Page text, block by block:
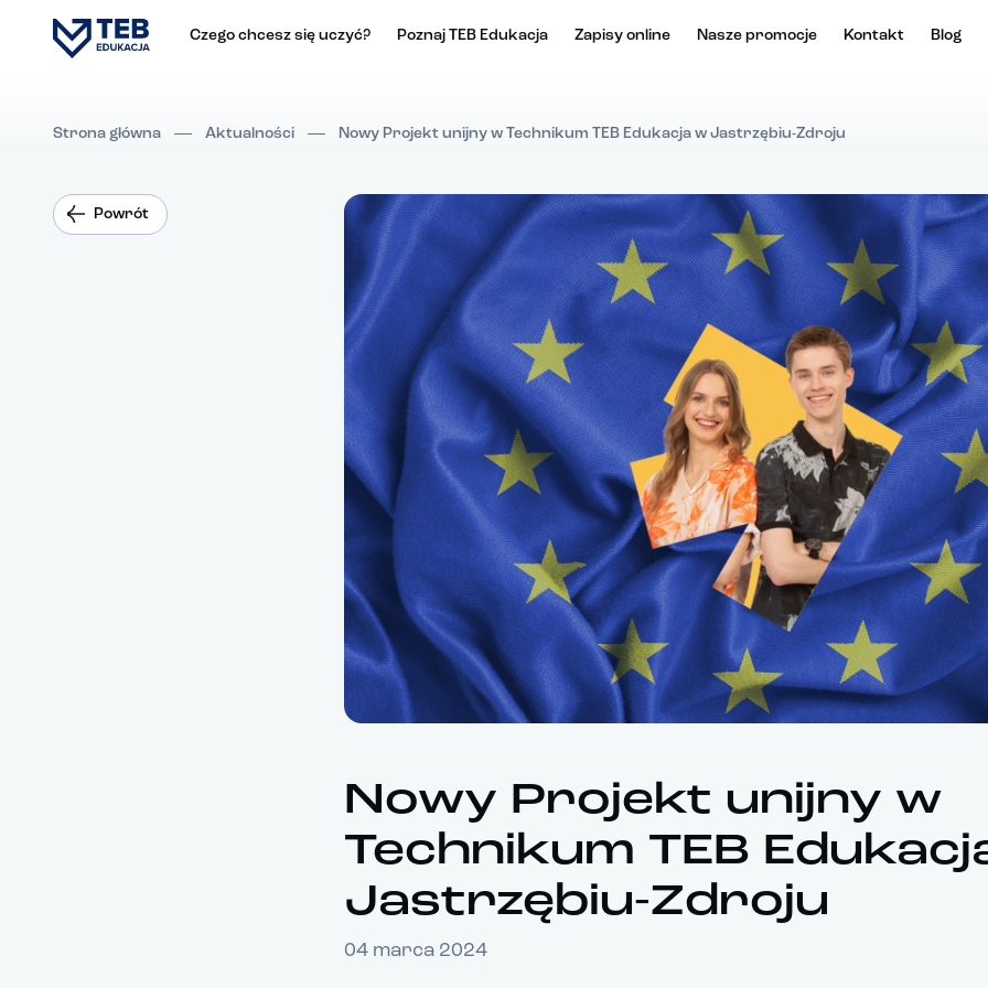
Czego chcesz się uczyć? Poznaj TEB Edukacja Zapisy online Nasze promocje Kontakt Blog
Strona główna Aktualności Nowy Projekt unijny w Technikum TEB Edukacja w Jastrzębiu-Zdroju
Powrót
Nowy Projekt unijny w
Technikum TEB
Jastrzębiu-Zdroju
04 marca 2024